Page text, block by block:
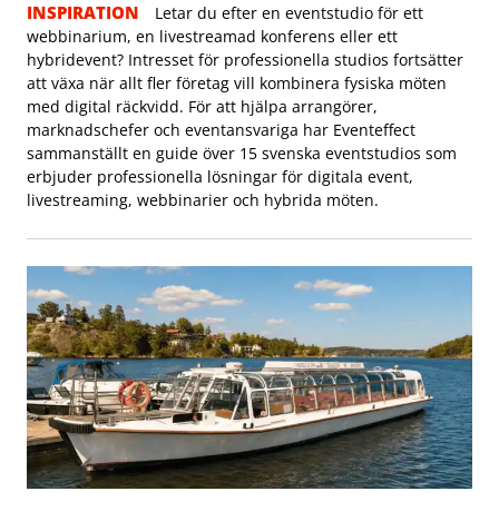
INSPIRATION
Letar du efter en eventstudio för ett
webbinarium, en livestreamad konferens eller ett
hybridevent? Intresset för professionella studios fortsätter
att växa när allt fler företag vill kombinera fysiska möten
med digital räckvidd. För att hjälpa arrangörer,
marknadschefer och eventansvariga har Eventeffect
sammanställt en guide över 15 svenska eventstudios som
erbjuder professionella lösningar för digitala event,
livestreaming, webbinarier och hybrida möten.